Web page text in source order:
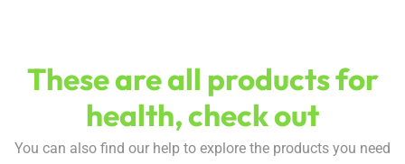
These are all products for
health, check out
You can also find our help to explore the products you need